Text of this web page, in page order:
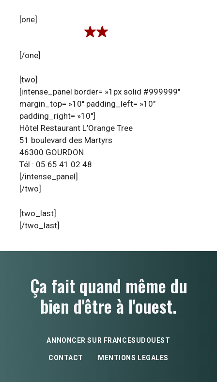
[one]
[/one]
[two]
[intense_panel border= »1px solid #999999″
margin_top= »10″ padding_left= »10″
padding_right= »10″]
Hôtel Restaurant L’Orange Tree
51 boulevard des Martyrs
46300 GOURDON
Tél : 05 65 41 02 48
[/intense_panel]
[/two]
[two_last]
[/two_last]
Ça fait quand même du
bien d'être à l'ouest.
ANNONCER SUR FRANCESUDOUEST
CONTACT MENTIONS LEGALES